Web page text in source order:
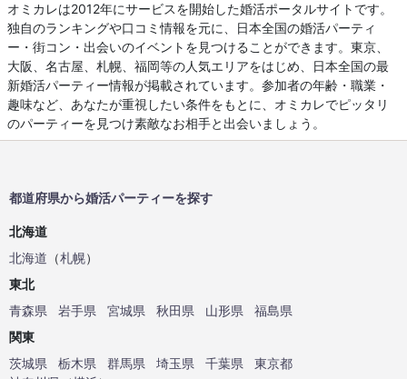
オミカレは2012年にサービスを開始した婚活ポータルサイトです。
独自のランキングや口コミ情報を元に、日本全国の婚活パーティ
ー・街コン・出会いのイベントを見つけることができます。東京、
大阪、名古屋、札幌、福岡等の人気エリアをはじめ、日本全国の最
新婚活パーティー情報が掲載されています。参加者の年齢・職業・
趣味など、あなたが重視したい条件をもとに、オミカレでピッタリ
のパーティーを見つけ素敵なお相手と出会いましょう。
都道府県から婚活パーティーを探す
北海道
北海道 （札幌）
東北
青森県
岩手県 宮城県 秋田県 山形県
福島県
関東
茨城県
栃木県 群馬県 埼玉県 千葉県
東京都